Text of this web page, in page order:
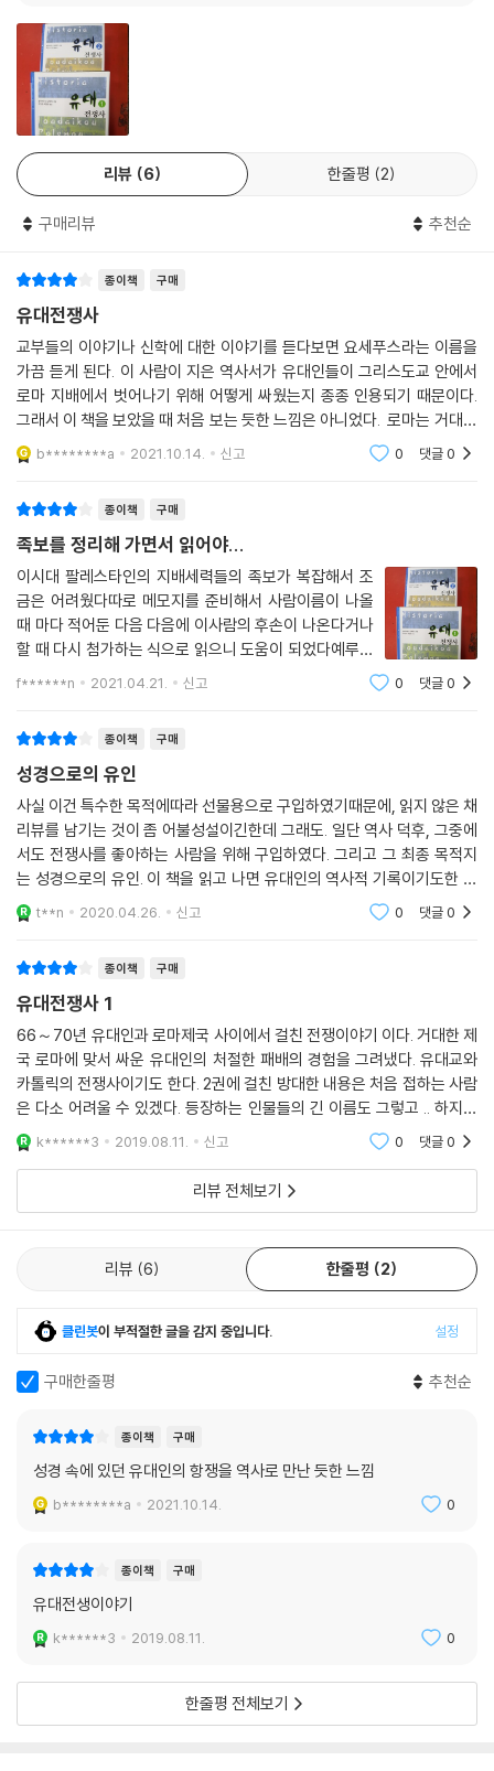
리뷰 6 한줄평 2
구매리뷰 추천순
종이책 구매
유대전쟁사
교부들의 이야기나 신학에 대한 이야기를 듣다보면 요세푸스라는 이름을
가끔 듣게 된다. 이 사람이 지은 역사서가 유대인들이 그리스도교 안에서
로마 지배에서 벗어나기 위해 어떻게 싸웠는지 종종 인용되기 때문이다.
그래서 이 책을 보았을 때 처음 보는 듯한 느낌은 아니었다. 로마는 거대한
제국이었고 그에 비해 유대인들은 작은 나라 한 민족이었다. 결국 실패로
돌아간 전쟁
b********a 2021.10.14. 신고 0 댓글0
종이책 구매
족보를 정리해 가면서 읽어야...
이시대 팔레스타인의 지배세력들의 족보가 복잡해서 조
금은 어려웠다따로 메모지를 준비해서 사람이름이 나올
때 마다 적어둔 다음 다음에 이사람의 후손이 나온다거나
할 때 다시 첨가하는 식으로 읽으니 도움이 되었다예루살
렘을 함락하기위한 전투에서는 당시 예루살렘성 및 성전
f******n 2021.04.21. 신고 0 댓글0
종이책 구매
성경으로의 유인
사실 이건 특수한 목적에따라 선물용으로 구입하였기때문에, 읽지 않은 채
리뷰를 남기는 것이 좀 어불성설이긴한데 그래도. 일단 역사 덕후, 그중에
서도 전쟁사를 좋아하는 사람을 위해 구입하였다. 그리고 그 최종 목적지
는 성경으로의 유인. 이 책을 읽고 나면 유대인의 역사적 기록이기도한 성
경 또한 관심을 가지고 읽게 되지 않을까하는 기대감으로 이 책을 선물함.
선물의 노골적
t**n 2020.04.26. 신고 0 댓글0
종이책 구매
유대전쟁사 1
66～70년 유대인과 로마제국 사이에서 걸친 전쟁이야기 이다. 거대한 제
국 로마에 맞서 싸운 유대인의 처절한 패배의 경험을 그려냈다. 유대교와
카톨릭의 전쟁사이기도 한다. 2권에 걸친 방대한 내용은 처음 접하는 사람
은 다소 어려울 수 있겠다. 등장하는 인물들의 긴 이름도 그렇고 .. 하지만
뛰어난 민족이라 일컫는 유대인이 어떻게 패했고 전쟁은 왜 이러나게 되었
으며, 그 과정
k******3 2019.08.11. 신고 0 댓글0
리뷰 전체보기
리뷰 6 한줄평 2
클린봇이 부적절한 글을 감지 중입니다. 설정
구매한줄평 추천순
종이책 구매
성경 속에 있던 유대인의 항쟁을 역사로 만난 듯한 느낌
b********a 2021.10.14. 0
종이책 구매
유대전생이야기
k******3 2019.08.11. 0
한줄평 전체보기